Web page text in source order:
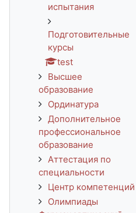
испытания
Подготовительные
курсы
test
Высшее
образование
Ординатура
Дополнительное
профессиональное
образование
Аттестация по
специальности
Центр компетенций
Олимпиады